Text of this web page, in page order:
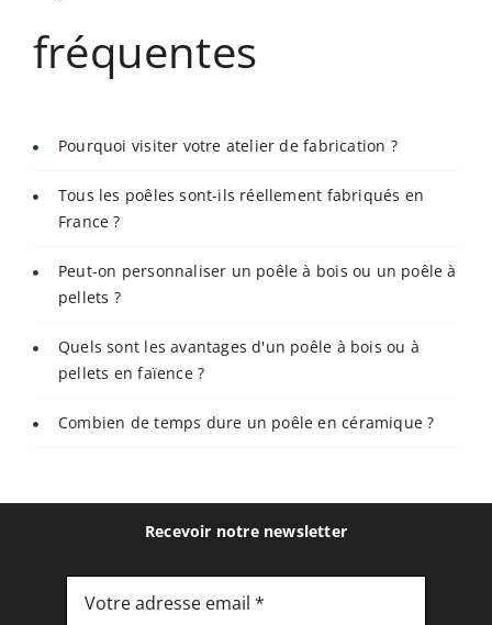
fréquentes
Pourquoi visiter votre atelier de fabrication ?
Tous les poêles sont-ils réellement fabriqués en
France ?
Peut-on personnaliser un poêle à bois ou un poêle à
pellets ?
Quels sont les avantages d'un poêle à bois ou à
pellets en faïence ?
Combien de temps dure un poêle en céramique ?
Recevoir notre newsletter